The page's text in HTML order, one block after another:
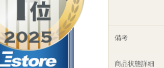
備考
商品状態詳細